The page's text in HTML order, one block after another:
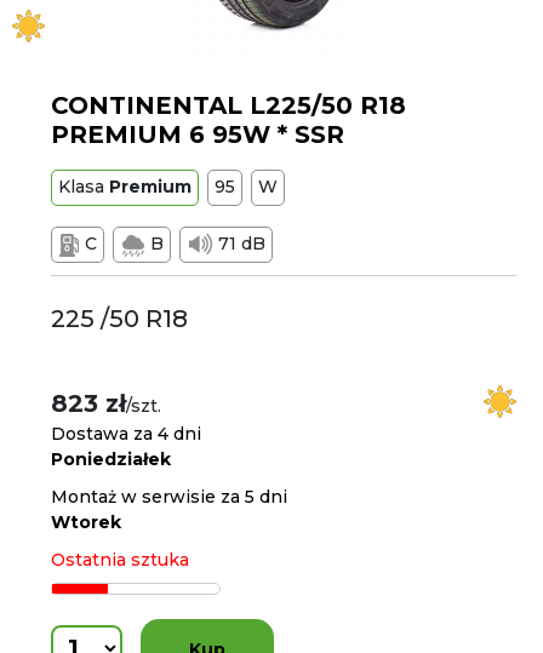
CONTINENTAL L225/50 R18
PREMIUM 6 95W * SSR
Klasa Premium 95 W
C B 71 dB
225 /50 R18
823 zł/szt.
Dostawa za 4 dni
Poniedziałek
Montaż w serwisie za 5 dni
Wtorek
Ostatnia sztuka